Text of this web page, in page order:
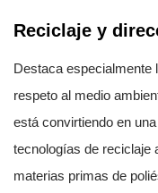
Reciclaje y
Destaca especialmente
respeto al medio
está convirtiendo en
tecnologías de reciclaje
materias primas de